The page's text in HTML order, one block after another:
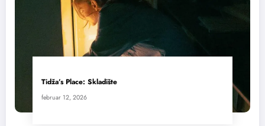
Tidža’s Place: Skladište
februar 12, 2026